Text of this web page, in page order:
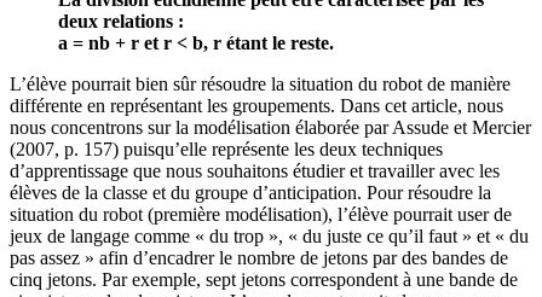
deux relations :
a = nb + r et r < b, r étant le reste.
L’élève pourrait bien sûr résoudre la situation du robot de manière
différente en représentant les groupements. Dans cet article, nous
nous concentrons sur la modélisation élaborée par Assude et Mercier
(2007, p. 157) puisqu’elle représente les deux techniques
d’apprentissage que nous souhaitons étudier et travailler avec les
élèves de la classe et du groupe d’anticipation. Pour résoudre la
situation du robot (première modélisation), l’élève pourrait user de
jeux de langage comme « du trop », « du juste ce qu’il faut » et « du
pas assez » afin d’encadrer le nombre de jetons par des bandes de
cinq jetons. Par exemple, sept jetons correspondent à une bande de